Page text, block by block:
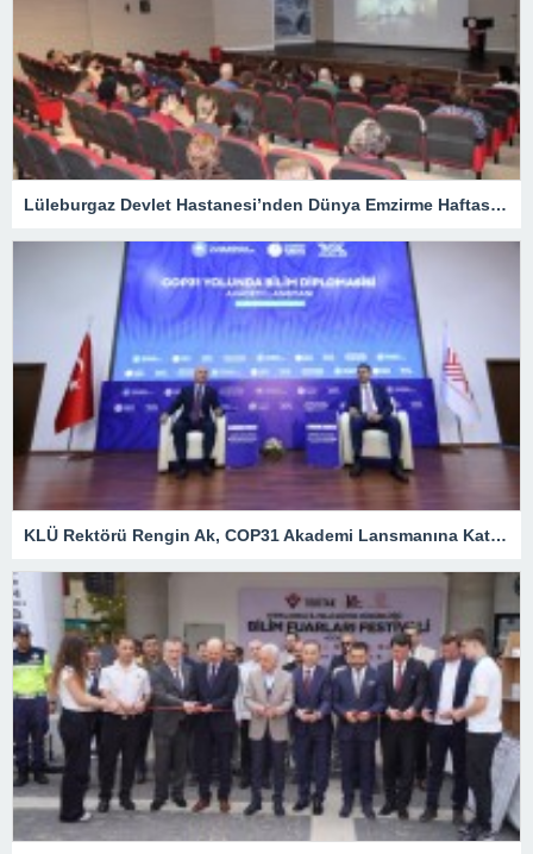
Lüleburgaz Devlet Hastanesi’nden Dünya Emzirme Haftası Katılımı
KLÜ Rektörü Rengin Ak, COP31 Akademi Lansmanına Katıldı